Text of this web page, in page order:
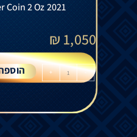
Coin 2 Oz 2021
1,050
₪
-
+